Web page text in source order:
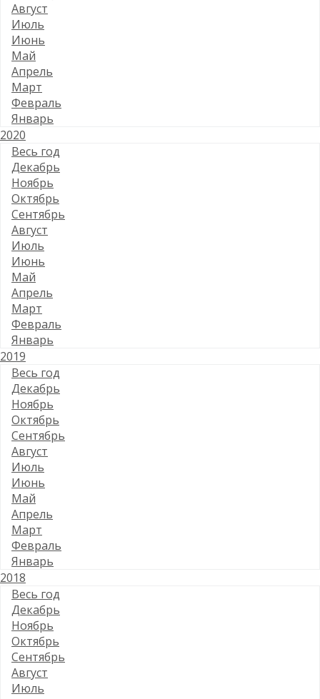
Август
Июль
Июнь
Май
Апрель
Март
Февраль
Январь
2020
Весь год
Декабрь
Ноябрь
Октябрь
Сентябрь
Август
Июль
Июнь
Май
Апрель
Март
Февраль
Январь
2019
Весь год
Декабрь
Ноябрь
Октябрь
Сентябрь
Август
Июль
Июнь
Май
Апрель
Март
Февраль
Январь
2018
Весь год
Декабрь
Ноябрь
Октябрь
Сентябрь
Август
Июль